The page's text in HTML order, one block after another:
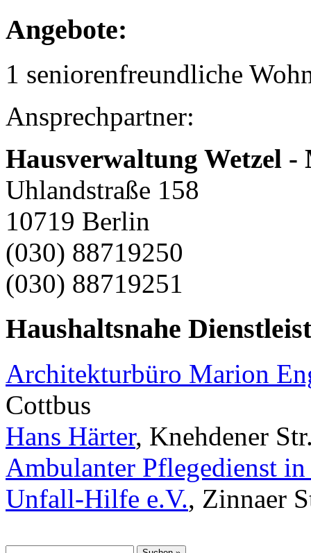
Angebote:
1 seniorenfreundliche
Ansprechpartner:
Hausverwaltung Wetzel -
Uhlandstraße 158
10719 Berlin
(030) 88719250
(030) 88719251
Haushaltsnahe
Architekturbüro Marion
Cottbus
Hans Härter, Knehdener
Ambulanter Pflegedienst
Unfall-Hilfe e.V., Zinnaer